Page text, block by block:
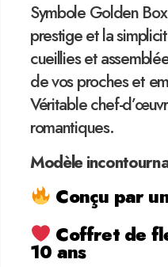
Symbole Golden
prestige et la
cueillies et
de vos proches et
Véritable chef-
romantiques.
Modèle
Conçu par
Coffret de
10 ans